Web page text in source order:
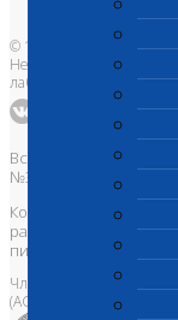
© 1996-2026
Независимая
лаборатория Шанс Био
Все права защищены
№395740 от 2008 г.
Копирование,
размещенных на
письменного
Член Национальной
(АСРО НВП)